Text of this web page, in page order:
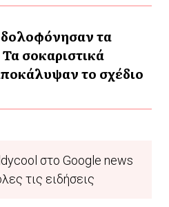
δολοφόνησαν τα
σοκαριστικά
το σχέδιο
στο Google news
τις ειδήσεις